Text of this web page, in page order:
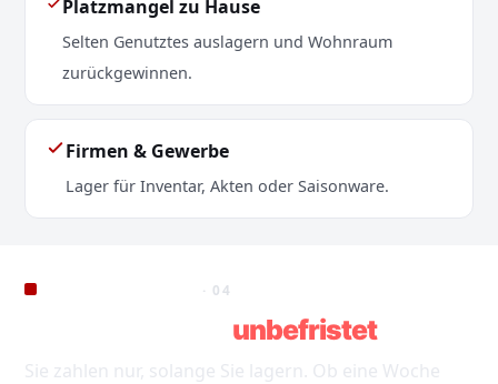
Platzmangel zu Hause
Selten Genutztes auslagern und Wohnraum
zurückgewinnen.
Firmen & Gewerbe
Lager für Inventar, Akten oder Saisonware.
· 04
unbefristet.
Sie zahlen nur, solange Sie lagern. Ob eine Woche